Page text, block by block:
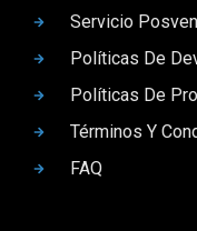
Servicio
Políticas De
Políticas De
Términos Y
FAQ